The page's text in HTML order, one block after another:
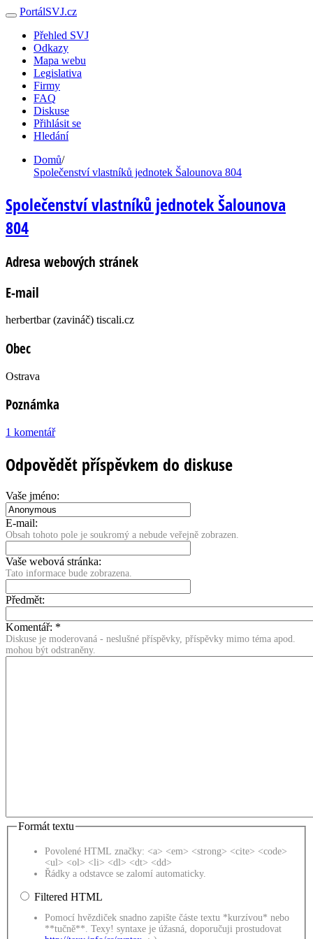
PortálSVJ.cz
Přehled SVJ
Odkazy
Mapa webu
Legislativa
Firmy
FAQ
Diskuse
Přihlásit se
Hledání
Domů/
Společenství vlastníků jednotek Šalounova 804
Společenství vlastníků jednotek Šalounova
804
Adresa webových stránek
E-mail
herbertbar (zavináč) tiscali.cz
Obec
Ostrava
Poznámka
1 komentář
Odpovědět příspěvkem do diskuse
Vaše jméno:
E-mail:
Obsah tohoto pole je soukromý a nebude veřejně zobrazen.
Vaše webová stránka:
Tato informace bude zobrazena.
Předmět:
Komentář: *
Diskuse je moderovaná - neslušné příspěvky, příspěvky mimo téma apod.
mohou být odstraněny.
Formát textu
Povolené HTML značky: <a> <em> <strong> <cite> <code>
<ul> <ol> <li> <dl> <dt> <dd>
Řádky a odstavce se zalomí automaticky.
Filtered HTML
Pomocí hvězdiček snadno zapište částe textu *kurzívou* nebo
**tučně**. Texy! syntaxe je úžasná, doporučuji prostudovat